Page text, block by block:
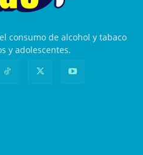
consumo de alcohol y tabaco
y adolescentes.